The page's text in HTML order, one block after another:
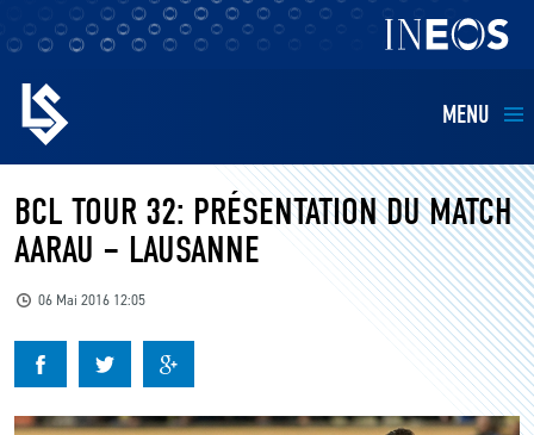
MENU
EQUIPES
BILLETTERIE
KIDS
BCL TOUR 32: PRÉSENTATION DU MATCH
AARAU – LAUSANNE
06 Mai 2016 12:05